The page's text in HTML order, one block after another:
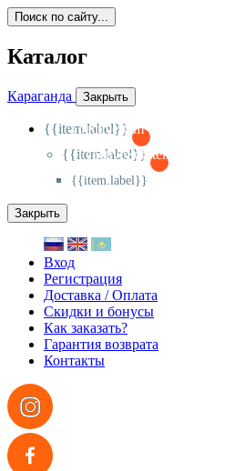
Поиск по сайту...
Каталог
Караганда Закрыть
{{item.label}}
{{activeItem==item.id?'-
{{item.label}}
{{activeSubitem==item.id?'-
{{item.label}}
Закрыть
Вход
Регистрация
Доставка / Оплата
Скидки и бонусы
Как заказать?
Гарантия возврата
Контакты